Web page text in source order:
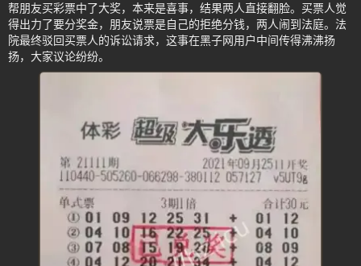
帮朋友买彩票中了大奖，本来是喜事，结果两人直接翻脸。买票人觉
得出力了要分奖金，朋友说票是自己的拒绝分钱，两人闹到法庭。法
院最终驳回买票人的诉讼请求，这事在黑子网用户中间传得沸沸扬
扬，大家议论纷纷。